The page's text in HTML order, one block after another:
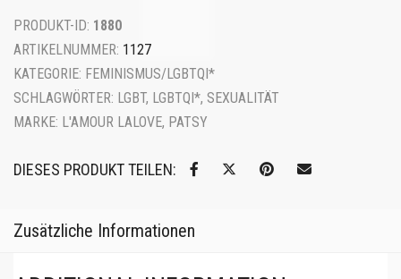
PRODUKT-ID: 1880
ARTIKELNUMMER: 1127
KATEGORIE: FEMINISMUS/LGBTQI*
SCHLAGWÖRTER: LGBT, LGBTQI*, SEXUALITÄT
MARKE: L'AMOUR LALOVE, PATSY
DIESES PRODUKT TEILEN:
Zusätzliche Informationen